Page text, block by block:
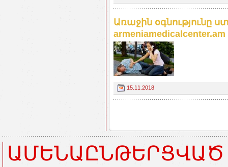
Առաջին օգնությունը
armeniamedicalcenter.am
15.11.2018